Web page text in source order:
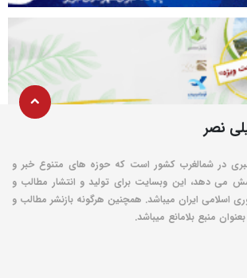
نصر
خبری در شمالغرب کشور است که حوزه های متنوع خبر و
می دهد، این وبسایت برای تولید و انتشار مطالب و
اسلامی ایران میباشد. همچنین هرگونه بازنشر مطالب و
منبع بلامانع میباشد.